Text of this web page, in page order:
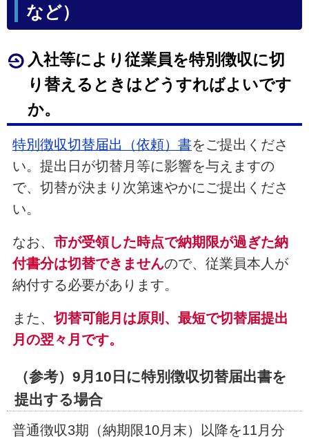
など）
入社等により従業員を特別徴収に切
り替えるときはどうすればよいです
か。
特別徴収切替届出（依頼）書をご提出くださ
い。提出日が切替月等に影響を与えますの
で、切替が決まり次第速やかにご提出くださ
い。
なお、 市が受領した時点で納期限が過ぎた納
付書分は切替できませんので、従業員本人が
納付する必要があります。
また、 切替可能月は原則、最短で切替届提出
月の翌々月です。
（参考）9月10日に特別徴収切替届出書を
提出する場合
普通徴収3期（納期限10月末）以降を11月分